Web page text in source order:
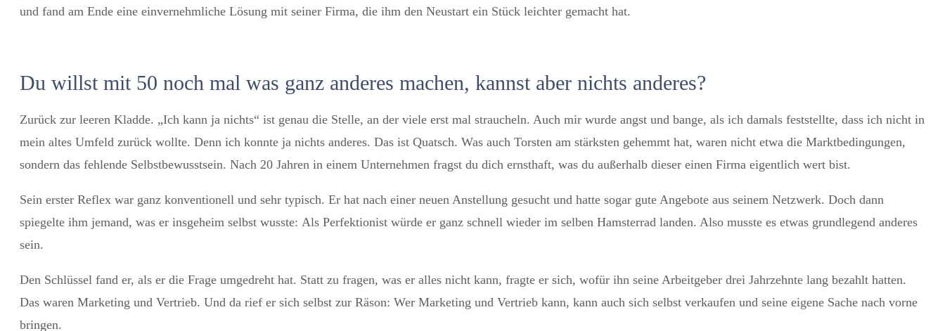
und fand am Ende eine einvernehmliche Lösung mit seiner Firma, die ihm den Neustart ein Stück leichter gemacht hat.
Du willst mit 50 noch mal was ganz anderes machen, kannst aber nichts anderes?
Zurück zur leeren Kladde. „Ich kann ja nichts“ ist genau die Stelle, an der viele erst mal straucheln. Auch mir wurde angst und bange, als ich damals feststellte, dass ich nicht in
mein altes Umfeld zurück wollte. Denn ich konnte ja nichts anderes. Das ist Quatsch. Was auch Torsten am stärksten gehemmt hat, waren nicht etwa die Marktbedingungen,
sondern das fehlende Selbstbewusstsein. Nach 20 Jahren in einem Unternehmen fragst du dich ernsthaft, was du außerhalb dieser einen Firma eigentlich wert bist.
Sein erster Reflex war ganz konventionell und sehr typisch. Er hat nach einer neuen Anstellung gesucht und hatte sogar gute Angebote aus seinem Netzwerk. Doch dann
spiegelte ihm jemand, was er insgeheim selbst wusste: Als Perfektionist würde er ganz schnell wieder im selben Hamsterrad landen. Also musste es etwas grundlegend anderes
sein.
Den Schlüssel fand er, als er die Frage umgedreht hat. Statt zu fragen, was er alles nicht kann, fragte er sich, wofür ihn seine Arbeitgeber drei Jahrzehnte lang bezahlt hatten.
Das waren Marketing und Vertrieb. Und da rief er sich selbst zur Räson: Wer Marketing und Vertrieb kann, kann auch sich selbst verkaufen und seine eigene Sache nach vorne
bringen.